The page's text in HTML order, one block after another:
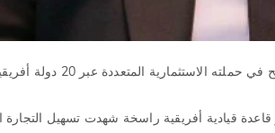
عبر 20 دولة أفريقية، بما في ذلك نيجيريا.
قيادية أفريقية راسخة شهدت تسهيل التجارة